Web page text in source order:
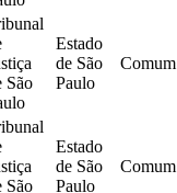
São
Estado
de São
Paulo
Comum
São
Estado
de São
Paulo
Comum